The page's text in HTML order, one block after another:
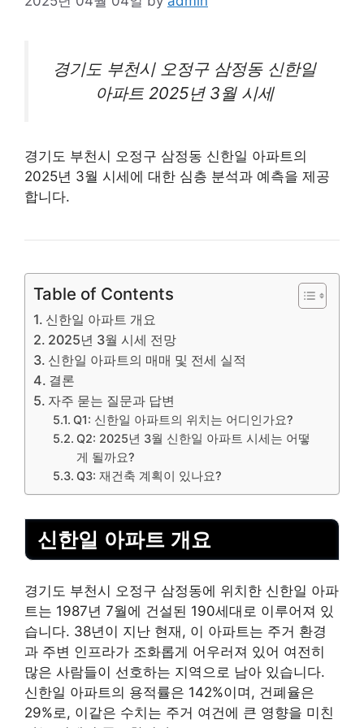
경기도 부천시 오정구 삼정동 신한일
아파트2025년 3월 시세
경기도 부천시 오정구 삼정동 신한일 아파트의
2025년 3월 시세에 대한 심층 분석과 예측을 제공
합니다.
Table of Contents
신한일 아파트 개요
2025년 3월 시세 전망
신한일 아파트의 매매 및 전세 실적
결론
자주 묻는 질문과 답변
Q1: 신한일 아파트의 위치는 어디인가요?
Q2: 2025년 3월 신한일 아파트 시세는 어떻
게 될까요?
Q3: 재건축 계획이 있나요?
신한일 아파트 개요
경기도 부천시 오정구 삼정동에 위치한 신한일 아파
트는 1987년 7월에 건설된 190세대로 이루어져 있
습니다. 38년이 지난 현재, 이 아파트는 주거 환경
과 주변 인프라가 조화롭게 어우러져 있어 여전히
많은 사람들이 선호하는 지역으로 남아 있습니다.
신한일 아파트의 용적률은 142%이며, 건폐율은
29%로, 이같은 수치는 주거 여건에 큰 영향을 미친